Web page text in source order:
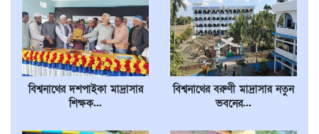
বিশ্বনাথের দশপাইকা মাদ্রাসার
শিক্ষক...
বিশ্বনাথের বরুণী মাদ্রাসার নতুন
ভবনের...